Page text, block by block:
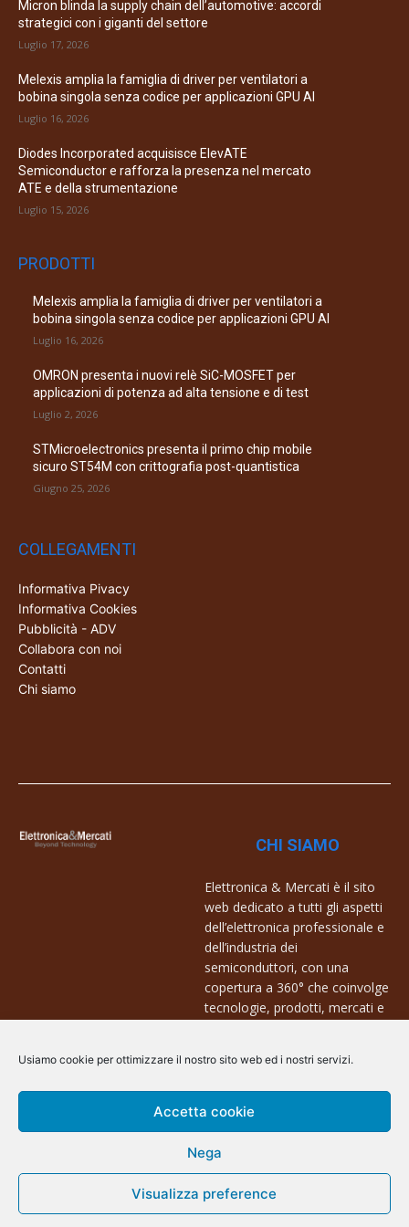
Usiamo cookie per ottimizzare il nostro sito web ed i nostri servizi.
Accetta cookie
Nega
Visualizza preference
Micron blinda la supply chain dell’automotive: accordi
strategici con i giganti del settore
Luglio 17, 2026
Melexis amplia la famiglia di driver per ventilatori a
bobina singola senza codice per applicazioni GPU AI
Luglio 16, 2026
Diodes Incorporated acquisisce ElevATE
Semiconductor e rafforza la presenza nel mercato
ATE e della strumentazione
Luglio 15, 2026
PRODOTTI
Melexis amplia la famiglia di driver per ventilatori a
bobina singola senza codice per applicazioni GPU AI
Luglio 16, 2026
OMRON presenta i nuovi relè SiC-MOSFET per
applicazioni di potenza ad alta tensione e di test
Luglio 2, 2026
STMicroelectronics presenta il primo chip mobile
sicuro ST54M con crittografia post-quantistica
Giugno 25, 2026
COLLEGAMENTI
Informativa Pivacy
Informativa Cookies
Pubblicità - ADV
Collabora con noi
Contatti
Chi siamo
CHI SIAMO
Elettronica & Mercati è il sito
web dedicato a tutti gli aspetti
dell’elettronica professionale e
dell’industria dei
semiconduttori, con una
copertura a 360° che coinvolge
tecnologie, prodotti, mercati e
Contatti:
info@arscommunication.it
@ArsCommunication 2023